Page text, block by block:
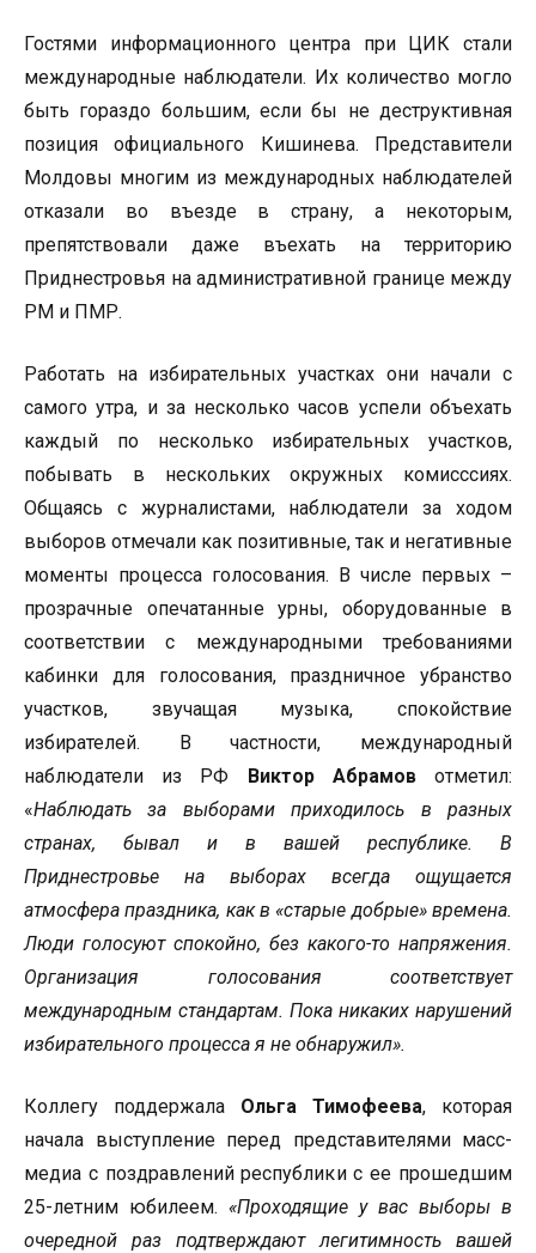
Гостями информационного центра при ЦИК стали
международные наблюдатели. Их количество могло
быть гораздо большим, если бы не деструктивная
позиция официального Кишинева. Представители
Молдовы многим из международных наблюдателей
отказали во въезде в страну, а некоторым,
препятствовали даже въехать на территорию
Приднестровья на административной границе между
РМ и ПМР.
Работать на избирательных участках они начали с
самого утра, и за несколько часов успели объехать
каждый по несколько избирательных участков,
побывать в нескольких окружных комисссиях.
Общаясь с журналистами, наблюдатели за ходом
выборов отмечали как позитивные, так и негативные
моменты процесса голосования. В числе первых –
прозрачные опечатанные урны, оборудованные в
соответствии с международными требованиями
кабинки для голосования, праздничное убранство
участков, звучащая музыка, спокойствие
избирателей. В частности, международный
наблюдатели из РФ
Виктор Абрамовотметил:
«Наблюдать за выборами приходилось в разных
странах, бывал и в вашей республике. В
Приднестровье на выборах всегда ощущается
атмосфера праздника, как в «старые добрые» времена.
Люди голосуют спокойно, без какого-то напряжения.
Организация голосования соответствует
международным стандартам. Пока никаких нарушений
избирательного процесса я не обнаружил».
Коллегу поддержала Ольга Тимофеева, которая
начала выступление перед представителями масс-
медиа с поздравлений республики с ее прошедшим
25-летним юбилеем. «Проходящие у вас выборы в
очередной раз подтверждают легитимность вашей